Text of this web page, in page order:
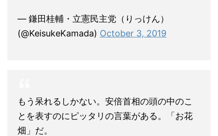
— 鎌田桂輔・立憲民主党（りっけん）
(@KeisukeKamada) October 3, 2019
もう呆れるしかない。安倍首相の頭の中のこ
とを表すのにピッタリの言葉がある。「お花
畑」だ。